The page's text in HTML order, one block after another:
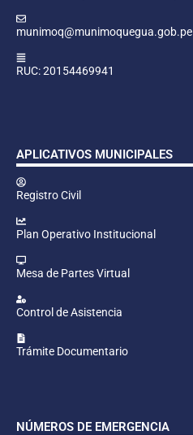
munimoq@munimoquegua.gob.pe
RUC: 20154469941
APLICATIVOS MUNICIPALES
Registro Civil
Plan Operativo Institucional
Mesa de Partes Virtual
Control de Asistencia
Trámite Documentario
NÚMEROS DE EMERGENCIA